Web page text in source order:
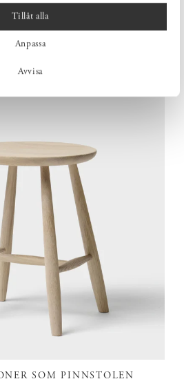
Tillåt alla
Anpassa
Avvisa
både när du sitter och när du
SOM PINNSTOLEN